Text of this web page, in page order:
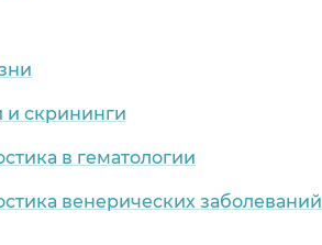
и скрининги
в гематологии
венерических заболеваний